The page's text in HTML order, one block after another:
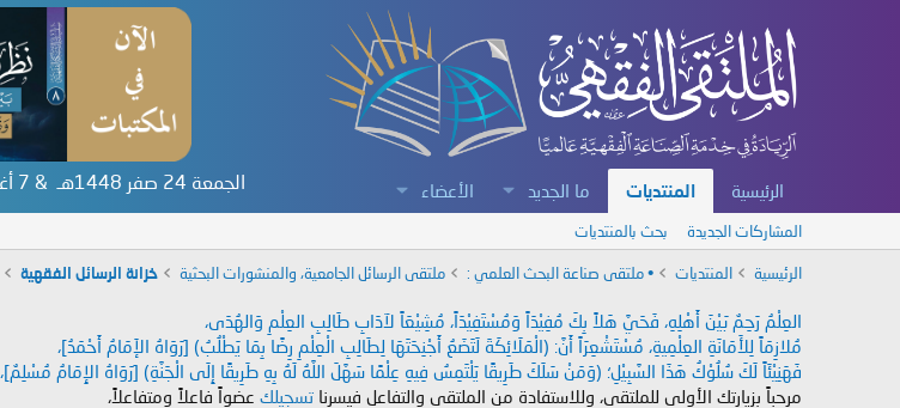
الرئيسية المنتديات ما الجديد الأعضاء الجمعة 24 صفر 1448هـ & 7 أغسطس 2026م
المشاركات الجديدة بحث بالمنتديات
الرئيسية المنتديات • ملتقى صناعة البحث العلمي : ملتقى الرسائل الجامعية، والمنشورات البحثية خزانة الرسائل الفقهية
العِلْمُ رَحِمٌ بَيْنَ أَهْلِهِ، فَحَيَّ هَلاً بِكَ مُفِيْدَاً وَمُسْتَفِيْدَاً، مُشِيْعَاً لآدَابِ طَالِبِ العِلْمِ وَالهُدَى،
مُلازِمَاً لِلأَمَانَةِ العِلْمِيةِ، مُسْتَشْعِرَاً أَنَّ: (الْمَلَائِكَةَ لَتَضَعُ أَجْنِحَتَهَا لِطَالِبِ الْعِلْمِ رِضًا بِمَا يَطْلُبُ) [رَوَاهُ الإَمَامُ أَحْمَدُ]،
فَهَنِيْئَاً لَكَ سُلُوْكُ هَذَا السَّبِيْلِ؛ (وَمَنْ سَلَكَ طَرِيقًا يَلْتَمِسُ فِيهِ عِلْمًا سَهَّلَ اللَّهُ لَهُ بِهِ طَرِيقًا إِلَى الْجَنَّةِ) [رَوَاهُ الإِمَامُ مُسْلِمٌ]،
مرحباً بزيارتك الأولى للملتقى، وللاستفادة من الملتقى والتفاعل فيسرنا تسجيلك عضواً فاعلاً ومتفاعلاً،